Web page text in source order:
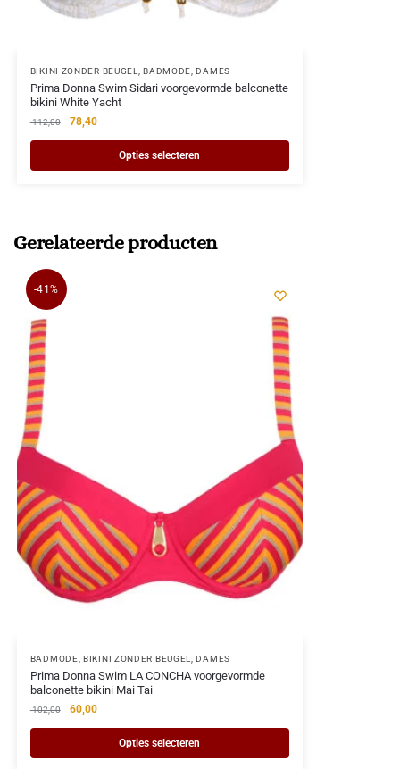
BIKINI ZONDER BEUGEL ,BADMODE ,DAMES
Prima Donna Swim Sidari voorgevormde balconette
bikini White Yacht
112,00 78,40
Opties selecteren
Gerelateerde producten
-41%
BADMODE ,BIKINI ZONDER BEUGEL ,DAMES
Prima Donna Swim LA CONCHA voorgevormde
balconette bikini Mai Tai
102,00 60,00
Opties selecteren